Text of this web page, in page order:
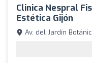
Clinica Nespral
Estética Gijón
Av. del Jardín